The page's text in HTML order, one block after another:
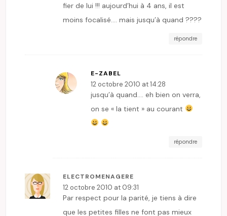
fier de lui !!! aujourd’hui à 4 ans, il est
moins focalisé…. mais jusqu’à quand ????
répondre
E-ZABEL
12 octobre 2010 at 14:28
jusqu’à quand…. eh bien on verra,
on se « la tient » au courant
répondre
ELECTROMENAGERE
12 octobre 2010 at 09:31
Par respect pour la parité, je tiens à dire
que les petites filles ne font pas mieux